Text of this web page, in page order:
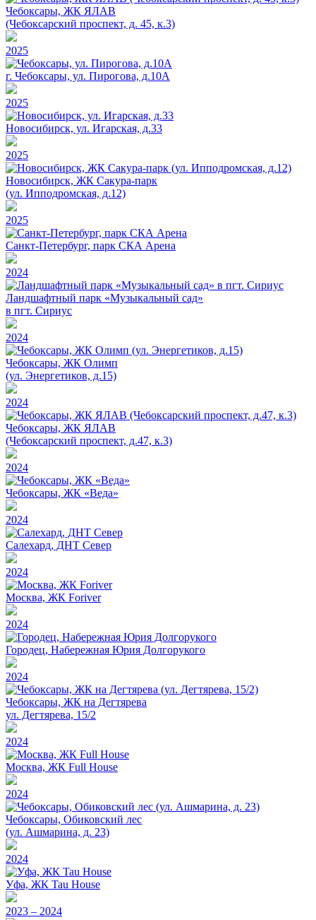
Чебоксары, ЖК ЯЛАВ
(Чебоксарский проспект, д. 45, к.3)
2025
г. Чебоксары, ул. Пирогова, д.10А
2025
Новосибирск, ул. Игарская, д.33
2025
Новосибирск, ЖК Сакура-парк
(ул. Ипподромская, д.12)
2025
Санкт-Петербург, парк СКА Арена
2024
Ландшафтный парк «Музыкальный сад»
в пгт. Сириус
2024
Чебоксары, ЖК Олимп
(ул. Энергетиков, д.15)
2024
Чебоксары, ЖК ЯЛАВ
(Чебоксарский проспект, д.47, к.3)
2024
Чебоксары, ЖК «Веда»
2024
Салехард, ДНТ Север
2024
Москва, ЖК Foriver
2024
Городец, Набережная Юрия Долгорукого
2024
Чебоксары, ЖК на Дегтярева
ул. Дегтярева, 15/2
2024
Москва, ЖК Full House
2024
Чебоксары, Обиковский лес
(ул. Ашмарина, д. 23)
2024
Уфа, ЖК Tau House
2023 – 2024